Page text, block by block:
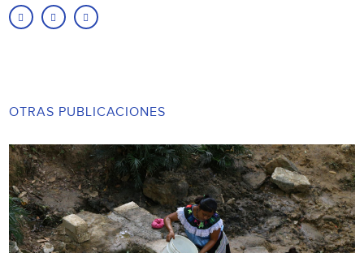
OTRAS PUBLICACIONES